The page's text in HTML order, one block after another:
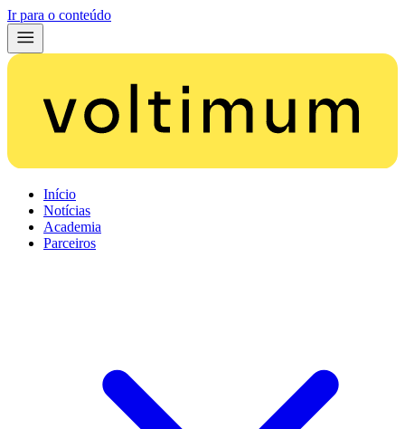
Ir para o conteúdo
Início
Notícias
Academia
Parceiros